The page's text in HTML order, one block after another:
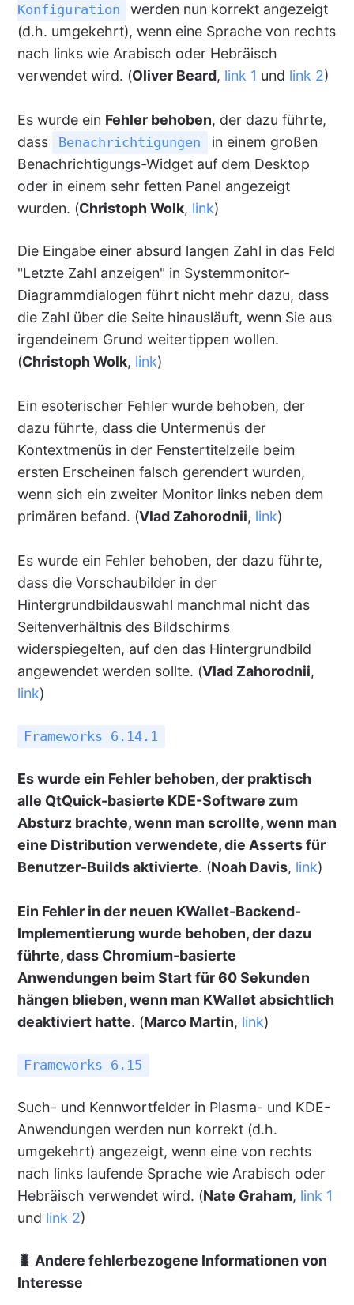
Konfiguration
werden nun korrekt angezeigt
(d.h. umgekehrt), wenn eine Sprache von rechts
nach links wie Arabisch oder Hebräisch
verwendet wird. (Oliver Beard, link 1 und link 2)
Es wurde ein Fehler behoben, der dazu führte,
dass
Benachrichtigungen
in einem großen
Benachrichtigungs-Widget auf dem Desktop
oder in einem sehr fetten Panel angezeigt
wurden. (Christoph Wolk, link)
Die Eingabe einer absurd langen Zahl in das Feld
"Letzte Zahl anzeigen" in Systemmonitor-
Diagrammdialogen führt nicht mehr dazu, dass
die Zahl über die Seite hinausläuft, wenn Sie aus
irgendeinem Grund weitertippen wollen.
(Christoph Wolk, link)
Ein esoterischer Fehler wurde behoben, der
dazu führte, dass die Untermenüs der
Kontextmenüs in der Fenstertitelzeile beim
ersten Erscheinen falsch gerendert wurden,
wenn sich ein zweiter Monitor links neben dem
primären befand. (Vlad Zahorodnii, link)
Es wurde ein Fehler behoben, der dazu führte,
dass die Vorschaubilder in der
Hintergrundbildauswahl manchmal nicht das
Seitenverhältnis des Bildschirms
widerspiegelten, auf den das Hintergrundbild
angewendet werden sollte. (Vlad Zahorodnii,
link)
Frameworks 6.14.1
Es wurde ein Fehler behoben, der praktisch
alle QtQuick-basierte KDE-Software zum
Absturz brachte, wenn man scrollte, wenn man
eine Distribution verwendete, die Asserts für
Benutzer-Builds aktivierte. (Noah Davis, link)
Ein Fehler in der neuen KWallet-Backend-
Implementierung wurde behoben, der dazu
führte, dass Chromium-basierte
Anwendungen beim Start für 60 Sekunden
hängen blieben, wenn man KWallet absichtlich
deaktiviert hatte. (Marco Martin, link)
Frameworks 6.15
Such- und Kennwortfelder in Plasma- und KDE-
Anwendungen werden nun korrekt (d.h.
umgekehrt) angezeigt, wenn eine von rechts
nach links laufende Sprache wie Arabisch oder
Hebräisch verwendet wird. (Nate Graham, link 1
und link 2)
🐛 Andere fehlerbezogene Informationen von
Interesse